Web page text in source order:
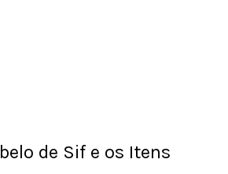
de Sif e os Itens